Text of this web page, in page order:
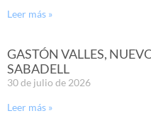
Leer más »
GASTÓN VALLES,
SABADELL
30 de julio de 2026
Leer más »